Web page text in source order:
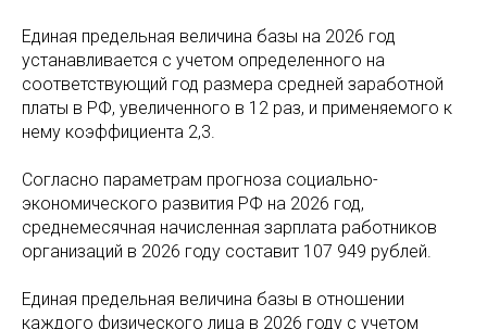
Единая предельная величина базы на 2026 год
устанавливается с учетом определенного на
соответствующий год размера средней заработной
платы в РФ, увеличенного в 12 раз, и применяемого к
нему коэффициента 2,3.
Согласно параметрам прогноза социально-
экономического развития РФ на 2026 год,
среднемесячная начисленная зарплата работников
организаций в 2026 году составит 107 949 рублей.
Единая предельная величина базы в отношении
каждого физического лица ‎в 2026 году с учетом